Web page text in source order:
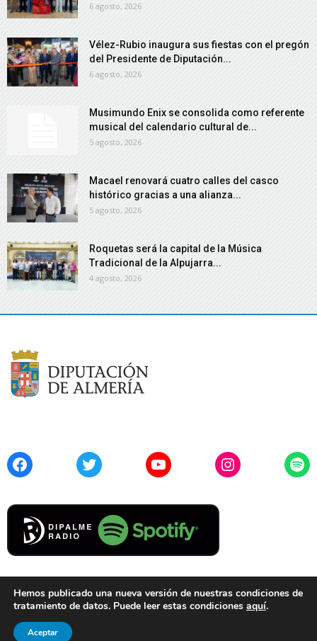
6 agosto, 2026
Vélez-Rubio inaugura sus fiestas con el pregón
del Presidente de Diputación...
6 agosto, 2026
Musimundo Enix se consolida como referente
musical del calendario cultural de...
5 agosto, 2026
Macael renovará cuatro calles del casco
histórico gracias a una alianza...
5 agosto, 2026
Roquetas será la capital de la Música
Tradicional de la Alpujarra...
4 agosto, 2026
FacebookTwitter YouTubeInstagram
Cookies
© 2021 Diputación de Almería. Todos los derechos reservados.
Hemos publicado una nueva versión de nuestras condiciones de
tratamiento de datos. Puede leer estas condiciones aquí.
Aceptar